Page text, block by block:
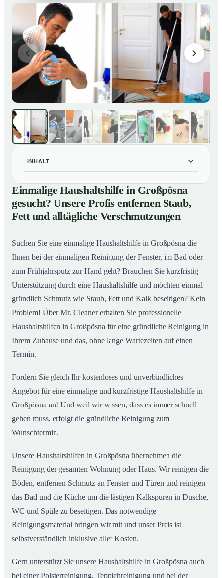
INHALT
Einmalige Haushaltshilfe in Großpösna gesucht?
Unsere Profis entfernen Staub, Fett und alltägliche
Verschmutzungen
02So unterstützt Sie eine Haushaltshilfe in Großpösna
Einmalige Haushaltshilfe in Großpösna
gesucht? Unsere Profis entfernen Staub,
Fett und alltägliche Verschmutzungen
Suchen Sie eine einmalige Haushaltshilfe in Großpösna die
Ihnen bei der einmaligen Reinigung der Fenster, im Bad oder
zum Frühjahrsputz zur Hand geht? Brauchen Sie kurzfristig
Unterstützung durch eine Haushaltshilfe und möchten einmal
gründlich Schmutz wie Staub, Fett und Kalk beseitigen? Kein
Problem! Über Mr. Cleaner erhalten Sie professionelle
Haushaltshilfen in Großpösna für eine gründliche Reinigung in
Ihrem Zuhause und das, ohne lange Wartezeiten auf einen
Termin.
Fordern Sie gleich Ihr kostenloses und unverbindliches
Angebot für eine einmalige und kurzfristige Haushaltshilfe in
Großpösna an! Und weil wir wissen, dass es immer schnell
gehen muss, erfolgt die gründliche Reinigung zum
Wunschtermin.
Unsere Haushaltshilfen in Großpösna übernehmen die
Reinigung der gesamten Wohnung oder Haus. Wir reinigen die
Böden, entfernen Schmutz an Fenster und Türen und reinigen
das Bad und die Küche um die lästigen Kalkspuren in Dusche,
WC und Spüle zu beseitigen. Das notwendige
Reinigungsmaterial bringen wir mit und unser Preis ist
selbstverständlich inklusive aller Kosten.
Gern unterstützt Sie unsere Haushaltshilfe in Großpösna auch
bei einer Polsterreinigung, Teppichreinigung und bei der